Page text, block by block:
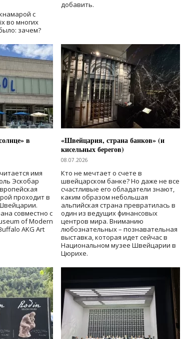
с
во многих
зачем?
добавить.
в
имя
Эскобар
проходит в
совместно с
of Modern
AKG Art
«Швейцария, страна банков» (и
кисельных берегов)
08.07.2026
Кто не мечтает о счете в
швейцарском банке? Но даже не все
счастливые его обладатели знают,
каким образом небольшая
альпийская страна превратилась в
один из ведущих финансовых
центров мира. Вниманию
любознательных – познавательная
выставка, которая идет сейчас в
Национальном музее Швейцарии в
Цюрихе.